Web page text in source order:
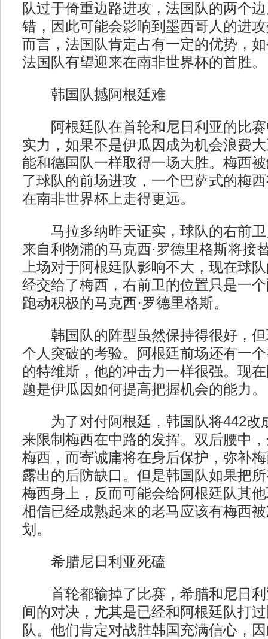
队过于倚重边路进攻，法国队的两个
错，因此可能会影响到墨西哥人的进
而言，法国队肯定占有一定的优势，
法国队有望迎来在南非世界杯的首胜。
韩国队撼阿根廷难
阿根廷队在首轮和尼日利亚的比赛
实力，如果不是伊瓜因成为机会浪费
能和德国队一样取得一场大胜。梅西
了球队的前场进攻，一个巴萨式的梅
在南非世界杯上走得更远。
马拉多纳昨天证实，球队的右前卫
来自利物浦的马克西·罗德里格斯将接
上场对于阿根廷队影响不大，现在球
经交给了梅西，右前卫的位置只是一
跑动积极的马克西·罗德里格斯。
韩国队的阵型虽然保持得很好，但
个人突破的考验。阿根廷前场还有一
的特维斯，他的冲击力一样很强。现
题是伊瓜因如何提高把握机会的能力。
为了对付阿根廷，韩国队将442改
来限制梅西在中路的发挥。双后腰中
梅西，而寄诚庸将在身后保护，弥补
露出的后防缺口。但是韩国队如果把
梅西身上，反而可能会给阿根廷队其
相信已经成熟起来的老马应该有梅西
划。
希腊尼日利亚死磕
首轮都输掉了比赛，希腊和尼日利
间的对决，尤其是已经和阿根廷队打
队。他们肯定对战胜韩国充满信心，